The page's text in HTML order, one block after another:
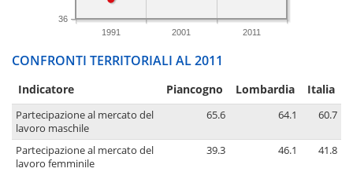
1991 2001 2011
36
CONFRONTI TERRITORIALI AL 2011
Indicatore Piancogno Lombardia Italia
Partecipazione al mercato del
lavoro maschile
65.6 64.1 60.7
Partecipazione al mercato del
lavoro femminile
39.3 46.1 41.8